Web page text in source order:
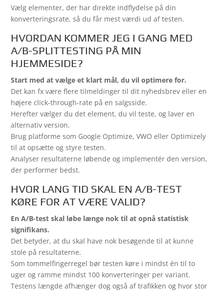
Vælg elementer, der har direkte indflydelse på din
konverteringsrate, så du får mest værdi ud af testen.
HVORDAN KOMMER JEG I GANG MED
A/B-SPLITTESTING PÅ MIN
HJEMMESIDE?
Start med at vælge et klart mål, du vil optimere for.
Det kan fx være flere tilmeldinger til dit nyhedsbrev eller en
højere click-through-rate på en salgsside.
Herefter vælger du det element, du vil teste, og laver en
alternativ version.
Brug platforme som Google Optimize, VWO eller Optimizely
til at opsætte og styre testen.
Analyser resultaterne løbende og implementér den version,
der performer bedst.
HVOR LANG TID SKAL EN A/B-TEST
KØRE FOR AT VÆRE VALID?
En A/B-test skal løbe længe nok til at opnå statistisk
signifikans.
Det betyder, at du skal have nok besøgende til at kunne
stole på resultaterne.
Som tommelfingerregel bør testen køre i mindst én til to
uger og ramme mindst 100 konverteringer per variant.
Testens længde afhænger dog også af trafikken og hvor stor